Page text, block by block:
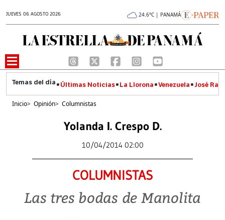
JUEVES 06 AGOSTO 2026 24.6°C | PANAMÁ
Últimas Noticias La Llorona Venezuela José
Inicio> Opinión> Columnistas
Yolanda I. Crespo D.
10/04/2014 02:00
COLUMNISTAS
Las tres bodas de Manolita